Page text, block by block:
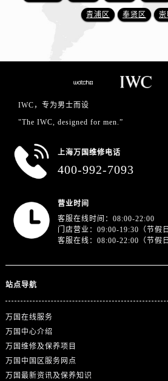
青浦区 奉贤区 崇
IWC，专为男士而设
"The IWC, designed for men.”
上海万国维修电话
400-992-7093
营业时间
客服在线时间：08:00-22:00
门店营业：09:00-19:30（节假
客服在线：08:00-22:00（节假
站点导航
万国在线服务
万国中心介绍
万国维修及保养项目
万国中国区服务网点
万国最新资讯及保养知识